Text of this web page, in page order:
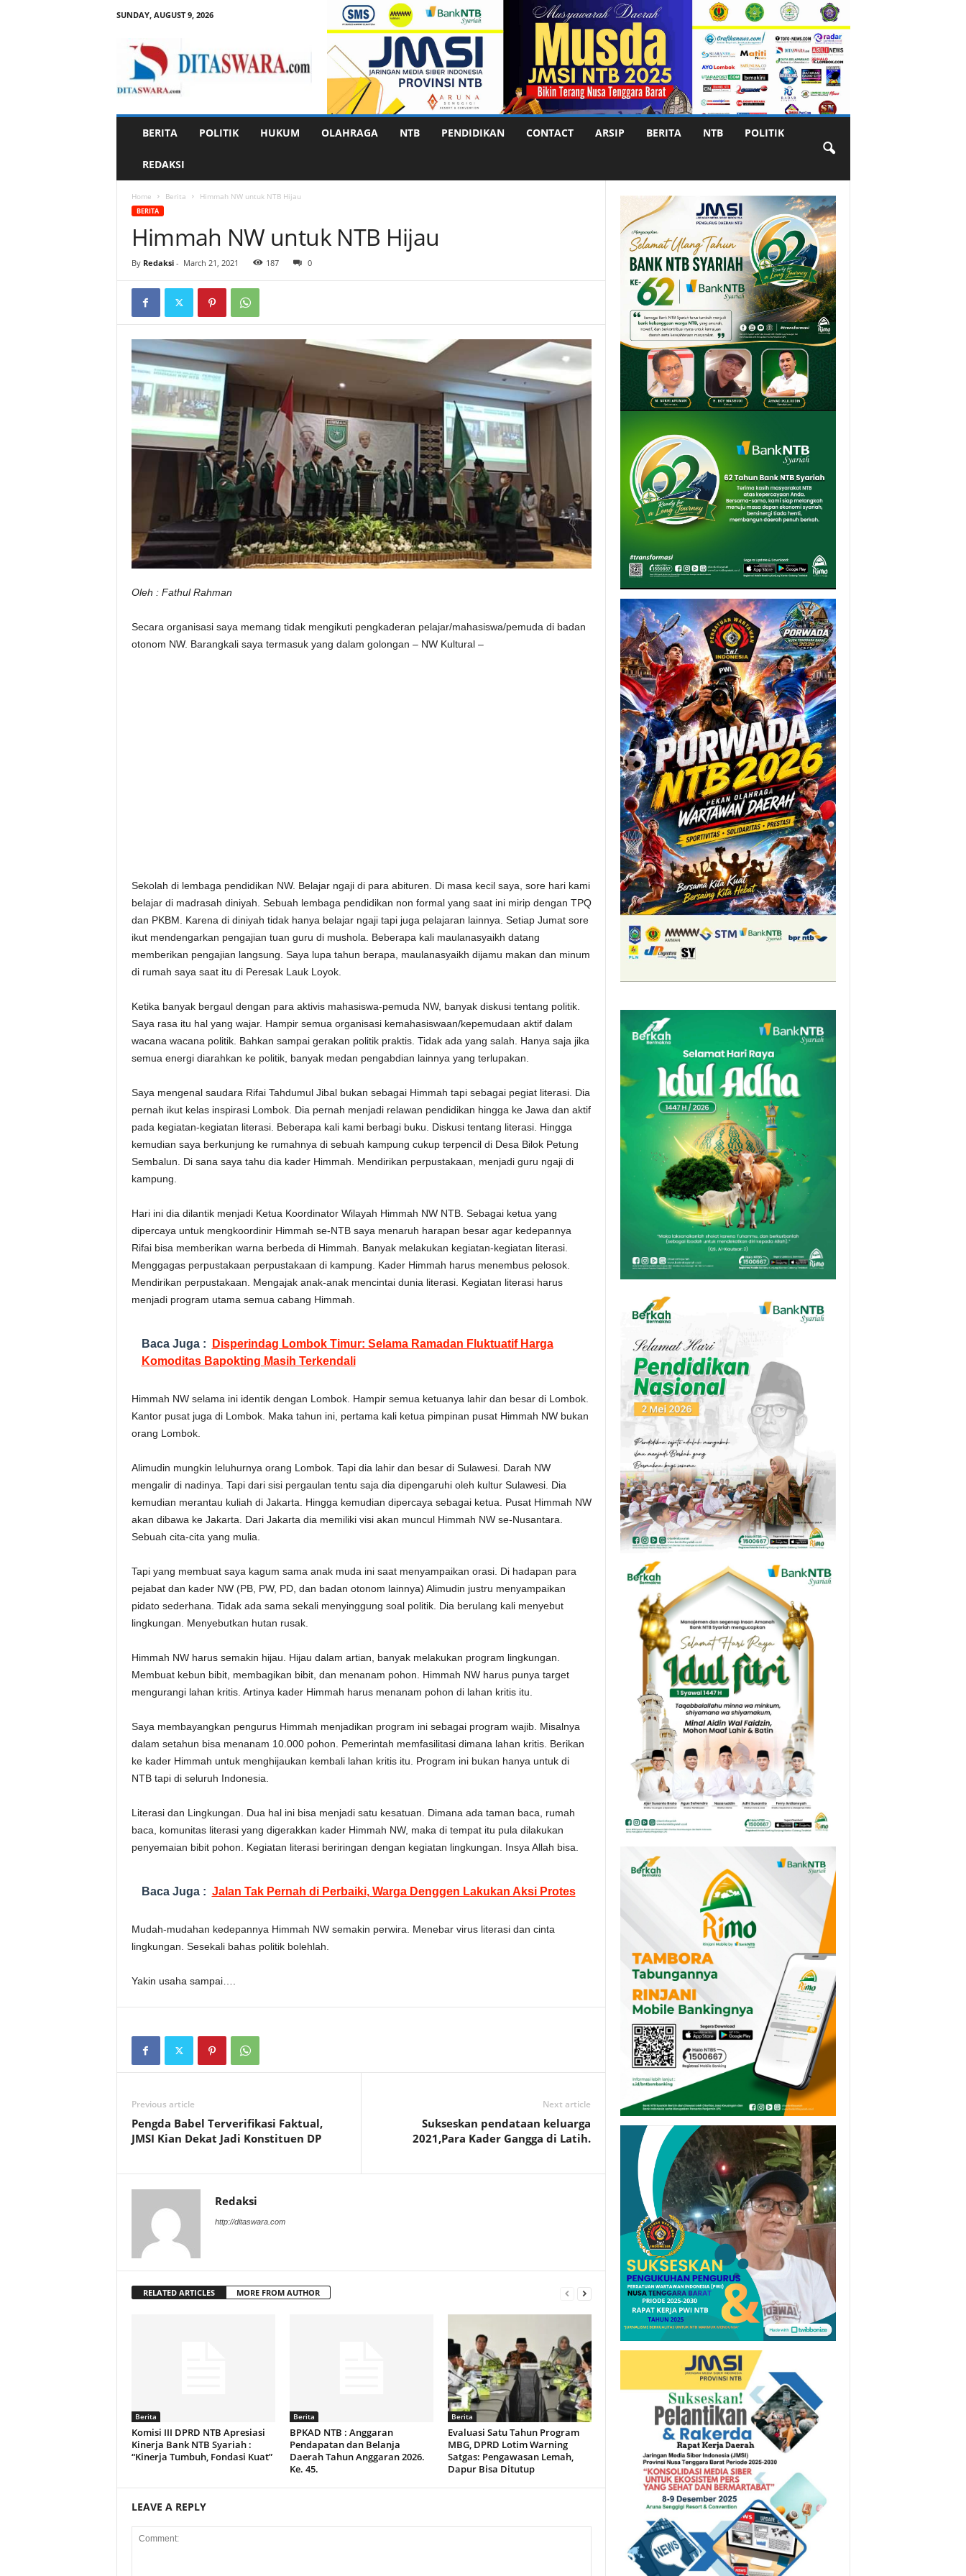
SUNDAY, AUGUST 9, 2026
s
BERITA POLITIK HUKUM OLAHRAGA NTB PENDIDIKAN CONTACT ARSIP BERITA NTB POLITIK
REDAKSI
Home Berita Himmah NW untuk NTB Hijau
BERITA
Himmah NW untuk NTB Hijau
By Redaksi- March 21, 2021 187 0
Oleh : Fathul Rahman
Secara organisasi saya memang tidak mengikuti pengkaderan pelajar/mahasiswa/pemuda di badan
otonom NW. Barangkali saya termasuk yang dalam golongan – NW Kultural –
Sekolah di lembaga pendidikan NW. Belajar ngaji di para abituren. Di masa kecil saya, sore hari kami
belajar di madrasah diniyah. Sebuah lembaga pendidikan non formal yang saat ini mirip dengan TPQ
dan PKBM. Karena di diniyah tidak hanya belajar ngaji tapi juga pelajaran lainnya. Setiap Jumat sore
ikut mendengarkan pengajian tuan guru di mushola. Beberapa kali maulanasyaikh datang
memberikan pengajian langsung. Saya lupa tahun berapa, maulanasyaikh dijamu makan dan minum
di rumah saya saat itu di Peresak Lauk Loyok.
Ketika banyak bergaul dengan para aktivis mahasiswa-pemuda NW, banyak diskusi tentang politik.
Saya rasa itu hal yang wajar. Hampir semua organisasi kemahasiswaan/kepemudaan aktif dalam
wacana wacana politik. Bahkan sampai gerakan politik praktis. Tidak ada yang salah. Hanya saja jika
semua energi diarahkan ke politik, banyak medan pengabdian lainnya yang terlupakan.
Saya mengenal saudara Rifai Tahdumul Jibal bukan sebagai Himmah tapi sebagai pegiat literasi. Dia
pernah ikut kelas inspirasi Lombok. Dia pernah menjadi relawan pendidikan hingga ke Jawa dan aktif
pada kegiatan-kegiatan literasi. Beberapa kali kami berbagi buku. Diskusi tentang literasi. Hingga
kemudian saya berkunjung ke rumahnya di sebuah kampung cukup terpencil di Desa Bilok Petung
Sembalun. Di sana saya tahu dia kader Himmah. Mendirikan perpustakaan, menjadi guru ngaji di
kampung.
Hari ini dia dilantik menjadi Ketua Koordinator Wilayah Himmah NW NTB. Sebagai ketua yang
dipercaya untuk mengkoordinir Himmah se-NTB saya menaruh harapan besar agar kedepannya
Rifai bisa memberikan warna berbeda di Himmah. Banyak melakukan kegiatan-kegiatan literasi.
Menggagas perpustakaan perpustakaan di kampung. Kader Himmah harus menembus pelosok.
Mendirikan perpustakaan. Mengajak anak-anak mencintai dunia literasi. Kegiatan literasi harus
menjadi program utama semua cabang Himmah.
Baca Juga :
Disperindag Lombok Timur: Selama Ramadan Fluktuatif Harga
Komoditas Bapokting Masih Terkendali
Himmah NW selama ini identik dengan Lombok. Hampir semua ketuanya lahir dan besar di Lombok.
Kantor pusat juga di Lombok. Maka tahun ini, pertama kali ketua pimpinan pusat Himmah NW bukan
orang Lombok.
Alimudin mungkin leluhurnya orang Lombok. Tapi dia lahir dan besar di Sulawesi. Darah NW
mengalir di nadinya. Tapi dari sisi pergaulan tentu saja dia dipengaruhi oleh kultur Sulawesi. Dia
kemudian merantau kuliah di Jakarta. Hingga kemudian dipercaya sebagai ketua. Pusat Himmah NW
akan dibawa ke Jakarta. Dari Jakarta dia memiliki visi akan muncul Himmah NW se-Nusantara.
Sebuah cita-cita yang mulia.
Tapi yang membuat saya kagum sama anak muda ini saat menyampaikan orasi. Di hadapan para
pejabat dan kader NW (PB, PW, PD, dan badan otonom lainnya) Alimudin justru menyampaikan
pidato sederhana. Tidak ada sama sekali menyinggung soal politik. Dia berulang kali menyebut
lingkungan. Menyebutkan hutan rusak.
Himmah NW harus semakin hijau. Hijau dalam artian, banyak melakukan program lingkungan.
Membuat kebun bibit, membagikan bibit, dan menanam pohon. Himmah NW harus punya target
mengurangi lahan kritis. Artinya kader Himmah harus menanam pohon di lahan kritis itu.
Saya membayangkan pengurus Himmah menjadikan program ini sebagai program wajib. Misalnya
dalam setahun bisa menanam 10.000 pohon. Pemerintah memfasilitasi dimana lahan kritis. Berikan
ke kader Himmah untuk menghijaukan kembali lahan kritis itu. Program ini bukan hanya untuk di
NTB tapi di seluruh Indonesia.
Literasi dan Lingkungan. Dua hal ini bisa menjadi satu kesatuan. Dimana ada taman baca, rumah
baca, komunitas literasi yang digerakkan kader Himmah NW, maka di tempat itu pula dilakukan
penyemaian bibit pohon. Kegiatan literasi beriringan dengan kegiatan lingkungan. Insya Allah bisa.
Baca Juga : Jalan Tak Pernah di Perbaiki, Warga Denggen Lakukan Aksi Protes
Mudah-mudahan kedepannya Himmah NW semakin perwira. Menebar virus literasi dan cinta
lingkungan. Sesekali bahas politik bolehlah.
Yakin usaha sampai….
Previous article
Pengda Babel Terverifikasi Faktual,
JMSI Kian Dekat Jadi Konstituen DP
Next article
Sukseskan pendataan keluarga
2021,Para Kader Gangga di Latih.
Redaksi
http://ditaswara.com
RELATED ARTICLES MORE FROM AUTHOR
Berita
Komisi III DPRD NTB Apresiasi
Kinerja Bank NTB Syariah :
“Kinerja Tumbuh, Fondasi Kuat”
Berita
BPKAD NTB : Anggaran
Pendapatan dan Belanja
Daerah Tahun Anggaran 2026.
Ke. 45.
Berita
Evaluasi Satu Tahun Program
MBG, DPRD Lotim Warning
Satgas: Pengawasan Lemah,
Dapur Bisa Ditutup
LEAVE A REPLY